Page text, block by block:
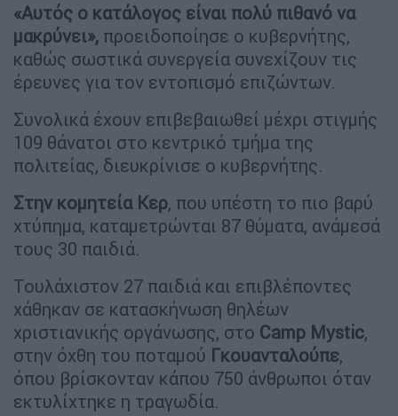
«Αυτός ο κατάλογος είναι πολύ πιθανό να
μακρύνει», προειδοποίησε ο κυβερνήτης,
καθώς σωστικά συνεργεία συνεχίζουν τις
έρευνες για τον εντοπισμό επιζώντων.
Συνολικά έχουν επιβεβαιωθεί μέχρι στιγμής
109 θάνατοι στο κεντρικό τμήμα της
πολιτείας, διευκρίνισε ο κυβερνήτης.
Στην κομητεία Κερ, που υπέστη το πιο βαρύ
χτύπημα, καταμετρώνται 87 θύματα, ανάμεσά
τους 30 παιδιά.
Τουλάχιστον 27 παιδιά και επιβλέποντες
χάθηκαν σε κατασκήνωση θηλέων
χριστιανικής οργάνωσης, στο Camp Mystic,
στην όχθη του ποταμού Γκουανταλούπε,
όπου βρίσκονταν κάπου 750 άνθρωποι όταν
εκτυλίχτηκε η τραγωδία.